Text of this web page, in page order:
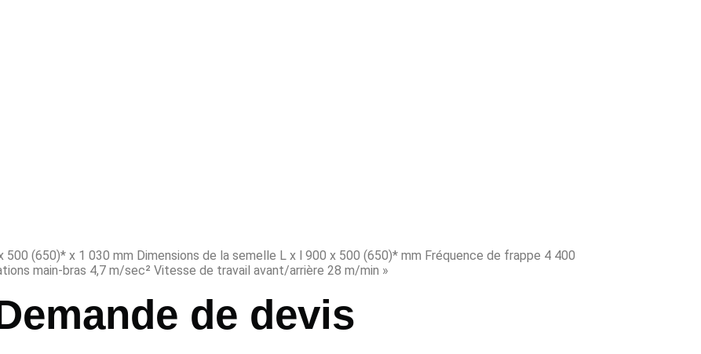
500 (650)* x 1 030 mm Dimensions de la semelle L x l 900 x 500 (650)* mm Fréquence de frappe 4 400
main-bras 4,7 m/sec² Vitesse de travail avant/arrière 28 m/min »
de devis